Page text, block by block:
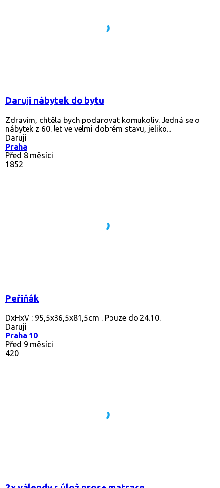
Daruji nábytek do bytu
Zdravím, chtěla bych podarovat komukoliv. Jedná se o
nábytek z 60. let ve velmi dobrém stavu, jeliko...
Daruji
Praha
Před 8 měsíci
1852
Peřiňák
DxHxV : 95,5x36,5x81,5cm . Pouze do 24.10.
Daruji
Praha 10
Před 9 měsíci
420